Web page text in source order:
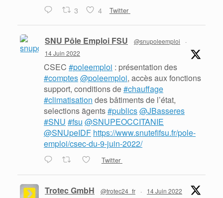
3 4 Twitter
SNU Pôle Emploi FSU @snupoleemploi
·
14 Juin 2022
CSEC #poleemploi : présentation des
#comptes@poleemploi, accès aux fonctions
support, conditions de#chauffage
#climatisation des bâtiments de l’état,
selections ãgents#publics@JBasseres
#SNU #fsu @SNUPEOCCITANIE
@SNUpeIDF https://www.snutefifsu.fr/pole-
emploi/csec-du-9-juin-2022/
Twitter
Trotec GmbH @trotec24_fr · 14 Juin 2022